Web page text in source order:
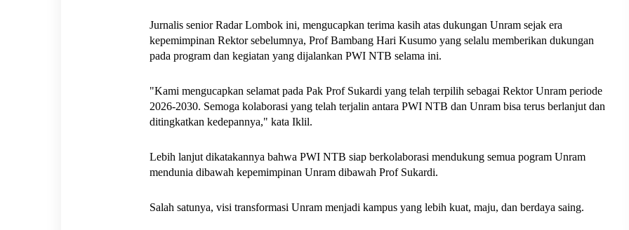
Jurnalis senior Radar Lombok ini, mengucapkan terima kasih atas dukungan Unram sejak era
kepemimpinan Rektor sebelumnya, Prof Bambang Hari Kusumo yang selalu memberikan dukungan
pada program dan kegiatan yang dijalankan PWI NTB selama ini.
"Kami mengucapkan selamat pada Pak Prof Sukardi yang telah terpilih sebagai Rektor Unram periode
2026-2030. Semoga kolaborasi yang telah terjalin antara PWI NTB dan Unram bisa terus berlanjut dan
ditingkatkan kedepannya," kata Iklil.
Lebih lanjut dikatakannya bahwa PWI NTB siap berkolaborasi mendukung semua pogram Unram
mendunia dibawah kepemimpinan Unram dibawah Prof Sukardi.
Salah satunya, visi transformasi Unram menjadi kampus yang lebih kuat, maju, dan berdaya saing.